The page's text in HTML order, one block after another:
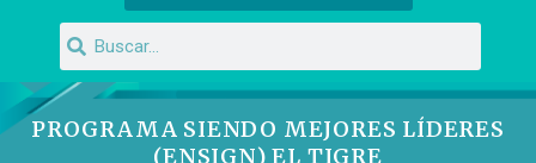
PROGRAMA SIENDO MEJORES LÍDERES
(ENSIGN) EL TIGRE